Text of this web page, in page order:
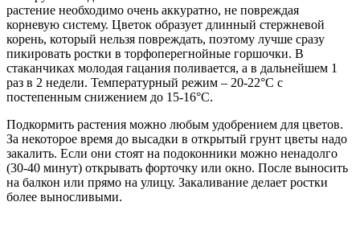
растение необходимо очень аккуратно, не повреждая
корневую систему. Цветок образует длинный стержневой
корень, который нельзя повреждать, поэтому лучше сразу
пикировать ростки в торфоперегнойные горшочки. В
стаканчиках молодая гацания поливается, а в дальнейшем 1
раз в 2 недели. Температурный режим – 20-22°C с
постепенным снижением до 15-16°C.
Подкормить растения можно любым удобрением для цветов.
За некоторое время до высадки в открытый грунт цветы надо
закалить. Если они стоят на подоконники можно ненадолго
(30-40 минут) открывать форточку или окно. После выносить
на балкон или прямо на улицу. Закаливание делает ростки
более выносливыми.